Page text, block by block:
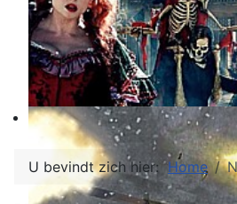
U bevindt zich hier:Home